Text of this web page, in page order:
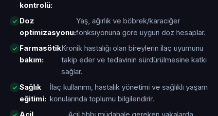
kontrolü:
Doz
optimizasyonu:
Yaş, ağırlık ve böbrek/karaciğer
fonksiyonuna göre uygun doz hesaplar.
Farmasötik
bakım:
Kronik hastalığı olan bireylerin ilaç uyumunu
takip eder ve tedavinin sürdürülmesine katkı
sağlar.
Sağlık
eğitimi:
İlaç kullanımı, hastalık yönetimi ve sağlıklı yaşam
konularında toplumu bilgilendirir.